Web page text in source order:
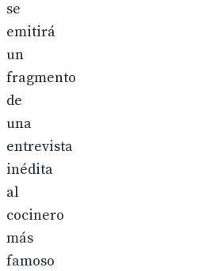
se
emitirá
un
fragmento
de
una
entrevista
inédita
al
cocinero
más
famoso